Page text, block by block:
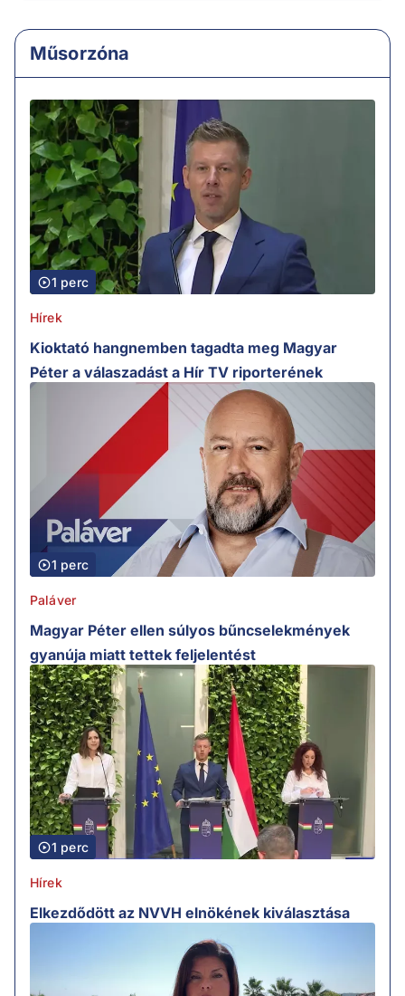
Műsorzóna
1 perc
Hírek
Kioktató hangnemben tagadta meg Magyar
Péter a válaszadást a Hír TV riporterének
1 perc
Paláver
Magyar Péter ellen súlyos bűncselekmények
gyanúja miatt tettek feljelentést
1 perc
Hírek
Elkezdődött az NVVH elnökének kiválasztása